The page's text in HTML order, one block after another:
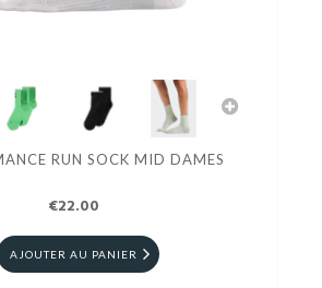
RUN SOCK MID DAMES
€22.00
AJOUTER AU PANIER